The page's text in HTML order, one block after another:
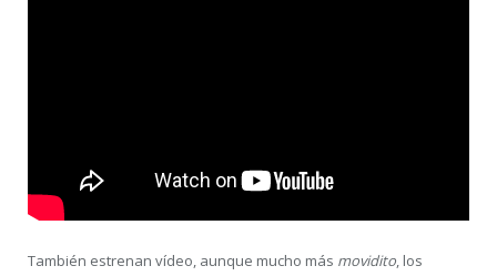
También estrenan vídeo, aunque mucho más movidito, los